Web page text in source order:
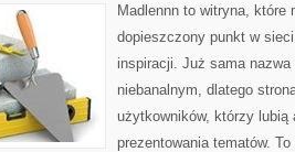
Madlennn to witryna, które
dopieszczony punkt w
inspiracji. Już sama
niebanalnym, dlatego
użytkowników, którzy lubią
prezentowania tematów.